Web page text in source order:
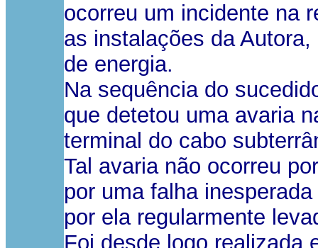
ocorreu um incidente na
as instalações da
de energia.
Na sequência do
que detetou uma avaria
terminal do cabo
Tal avaria não ocorreu
por uma falha
por ela regularmente
Foi desde logo realizada